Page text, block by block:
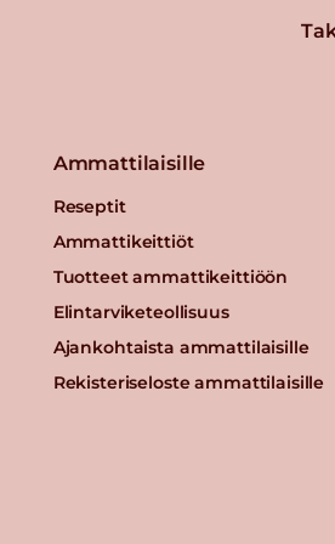
Ammattilaisille
Reseptit
Ammattikeittiöt
Tuotteet ammattikeittiöön
Elintarviketeollisuus
Ajankohtaista ammattilaisille
Rekisteriseloste ammattilaisille